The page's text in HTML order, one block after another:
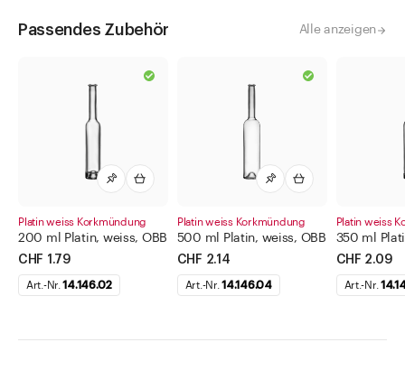
Passendes Zubehör Alle anzeigen
Platin weiss Korkmündung
200 ml Platin, weiss, OBB
CHF 1.79
Art.-Nr.14.146.02
Platin weiss Korkmündung
500 ml Platin, weiss, OBB
CHF 2.14
Art.-Nr.14.146.04
Platin weiss
350 ml
CHF 2.09
Art.-Nr.